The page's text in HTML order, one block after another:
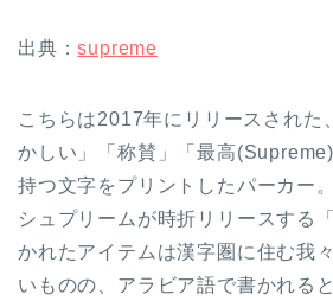
出典：supreme
こちらは2017年にリリースされた
かしい」「称賛」「最高
持つ文字をプリントしたパーカー。
シュプリームが時折リリースする
かれたアイテムは漢字圏に住む我
いものの、アラビア語で書かれる